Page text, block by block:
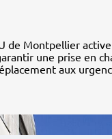
de Montpellier
une prise en
aux